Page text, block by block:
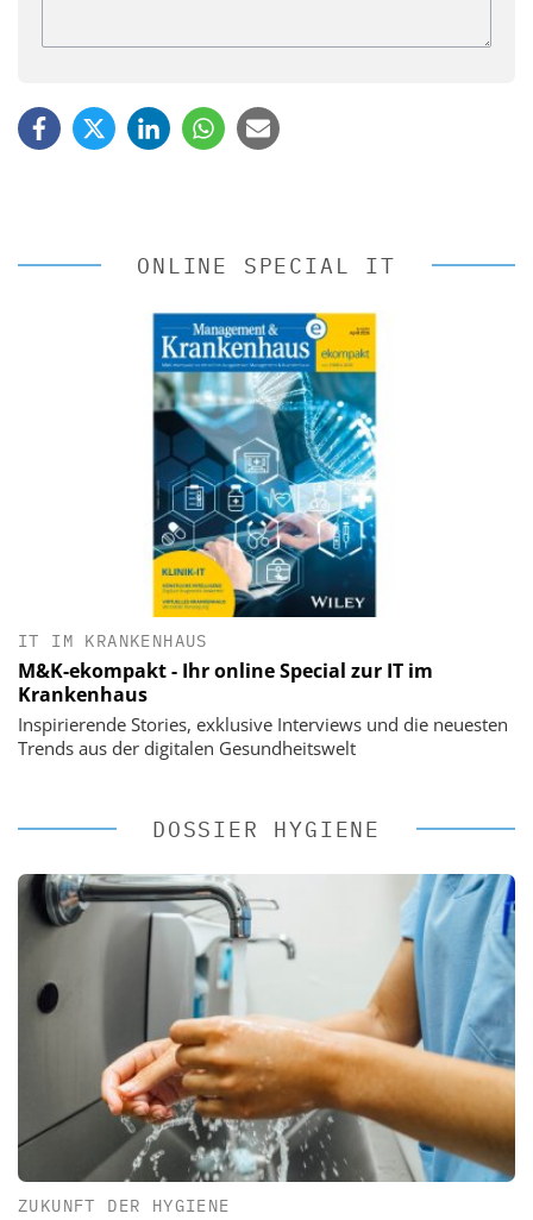
ONLINE SPECIAL IT
IT IM KRANKENHAUS
M&K-ekompakt - Ihr online Special zur IT im
Krankenhaus
Inspirierende Stories, exklusive Interviews und die neuesten
Trends aus der digitalen Gesundheitswelt
DOSSIER HYGIENE
ZUKUNFT DER HYGIENE